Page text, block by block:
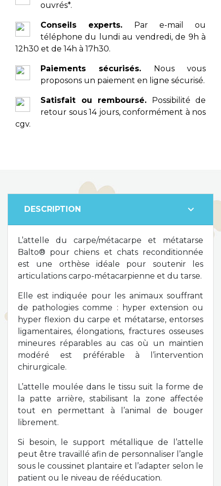
ouvrés*.
Conseils experts. Par e-mail ou
téléphone du lundi au vendredi, de 9h à
12h30 et de 14h à 17h30.
Paiements sécurisés. Nous vous
proposons un paiement en ligne sécurisé.
Satisfait ou remboursé. Possibilité de
retour sous 14 jours, conformément à nos
cgv.
DESCRIPTION expand_more
L’attelle du carpe/métacarpe et métatarse
Balto® pour chiens et chats reconditionnée
est une orthèse idéale pour soutenir les
articulations carpo-métacarpienne et du tarse.
Elle est indiquée pour les animaux souffrant
de pathologies comme : hyper extension ou
hyper flexion du carpe et métatarse, entorses
ligamentaires, élongations, fractures osseuses
mineures réparables au cas où un maintien
modéré est préférable à l’intervention
chirurgicale.
L’attelle moulée dans le tissu suit la forme de
la patte arrière, stabilisant la zone affectée
tout en permettant à l’animal de bouger
librement.
Si besoin, le support métallique de l’attelle
peut être travaillé afin de personnaliser l’angle
sous le coussinet plantaire et l’adapter selon le
patient ou le niveau de rééducation.